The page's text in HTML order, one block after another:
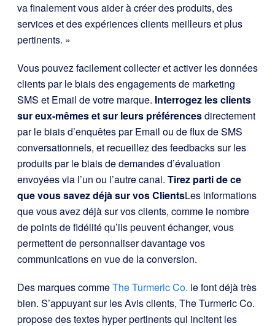
va finalement vous aider à créer des produits, des
services et des expériences clients meilleurs et plus
pertinents. »
Vous pouvez facilement collecter et activer les données
clients par le biais des engagements de marketing
SMS et Email de votre marque. Interrogez les clients
sur eux-mêmes et sur leurs préférencesdirectement
par le biais d’enquêtes par Email ou de flux de SMS
conversationnels, et recueillez des feedbacks sur les
produits par le biais de demandes d’évaluation
envoyées via l’un ou l’autre canal. Tirez parti de ce
que vous savez déjà sur vos ClientsLes informations
que vous avez déjà sur vos clients, comme le nombre
de points de fidélité qu’ils peuvent échanger, vous
permettent de personnaliser davantage vos
communications en vue de la conversion.
Des marques commeThe Turmeric Co. le font déjà très
bien. S’appuyant sur les Avis clients, The Turmeric Co.
propose des textes hyper pertinents qui incitent les